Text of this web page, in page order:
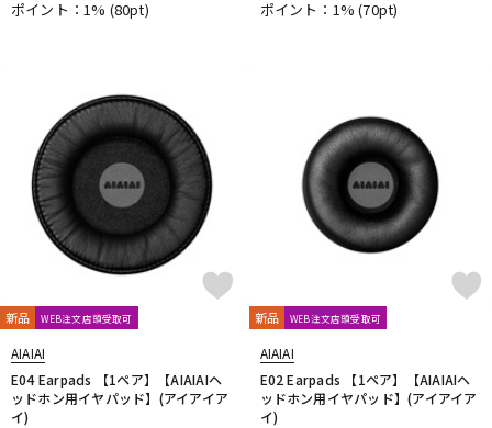
ポイント：1% (80pt) ポイント：1%(70pt)
新品 WEB注文店頭受取可
AIAIAI
E04 Earpads 【1ペア】【AIAIAIヘ
ッドホン用イヤパッド】(アイアイア
イ)
新品 WEB注文店頭受取可
AIAIAI
E02 Earpads 【1ペア】【AIAIAIヘ
ッドホン用イヤパッド】(アイアイア
イ)